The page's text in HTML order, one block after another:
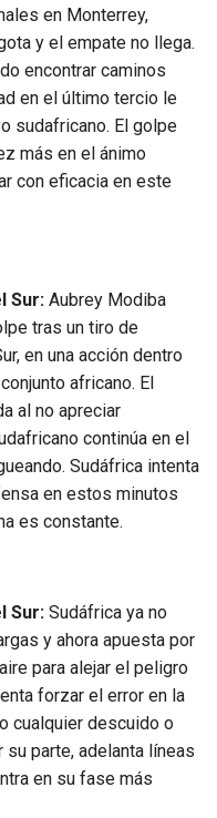
en Monterrey,
y el empate no llega.
encontrar caminos
en el último tercio le
sudafricano. El golpe
más en el ánimo
con eficacia en este
Sur: Aubrey Modiba
tras un tiro de
en una acción dentro
africano. El
al no apreciar
continúa en el
Sudáfrica intenta
en estos minutos
es constante.
Sur: Sudáfrica ya no
y ahora apuesta por
para alejar el peligro
forzar el error en la
cualquier descuido o
su parte, adelanta líneas
en su fase más